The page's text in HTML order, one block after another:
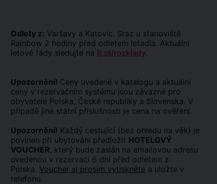
Odlety z: Varšavy a Katovic. Sraz u stanoviště
Rainbow 2 hodiny před odletem letadla. Aktuální
letové řády sledujte na R.pl/rozklady.
Upozornění! Ceny uvedené v katalogu a aktuální
ceny v rezervačním systému jsou závazné pro
obyvatele Polska, České republiky a Slovenska. V
případě jiné státní příslušnosti je cena na ověření.
Upozornění! Každý cestující (bez ohledu na věk) je
povinen při ubytování předložit HOTELOVÝ
VOUCHER, který bude zaslán na emailovou adresu
uvedenou v rezervaci 6 dní před odletem z
Polska. Voucher si prosím vytiskněte a uložte v
telefonu.